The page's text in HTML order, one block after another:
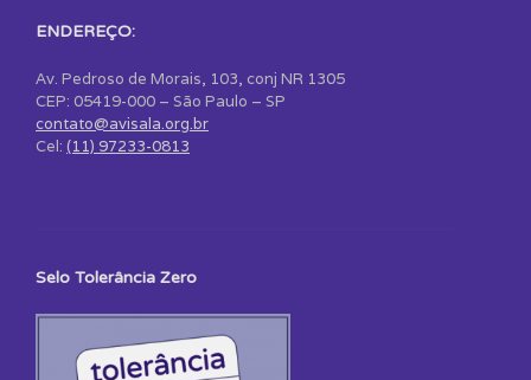
ENDEREÇO:
Av. Pedroso de Morais, 103, conj NR 1305
CEP: 05419-000 – São Paulo – SP
contato@avisala.org.br
Cel: (11) 97233-0813
Selo Tolerância Zero